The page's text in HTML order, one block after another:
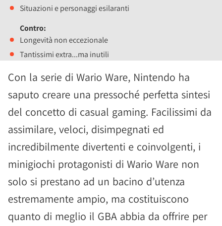
Situazioni e personaggi esilaranti
Contro:
Longevità non eccezionale
Tantissimi extra...ma inutili
Con la serie di Wario Ware, Nintendo ha
saputo creare una pressoché perfetta sintesi
del concetto di casual gaming. Facilissimi da
assimilare, veloci, disimpegnati ed
incredibilmente divertenti e coinvolgenti, i
minigiochi protagonisti di Wario Ware non
solo si prestano ad un bacino d’utenza
estremamente ampio, ma costituiscono
quanto di meglio il GBA abbia da offrire per